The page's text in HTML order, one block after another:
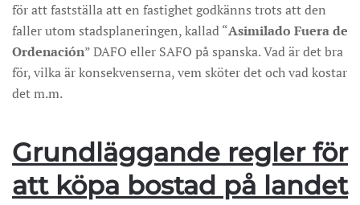
för att fastställa att en fastighet godkänns trots att den
faller utom stadsplaneringen, kallad “Asimilado Fuera de
Ordenación” DAFO eller SAFO på spanska. Vad är det bra
för, vilka är konsekvenserna, vem sköter det och vad kostar
det m.m.
Grundläggande regler för
att köpa bostad på landet